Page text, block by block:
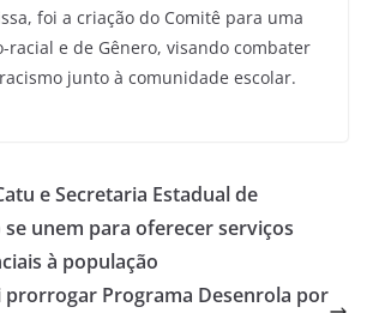
foi a criação do Comitê para uma
racial e de Gênero, visando combater
junto à comunidade escolar.
e Secretaria Estadual de
unem para oferecer serviços
à população
prorrogar Programa Desenrola por